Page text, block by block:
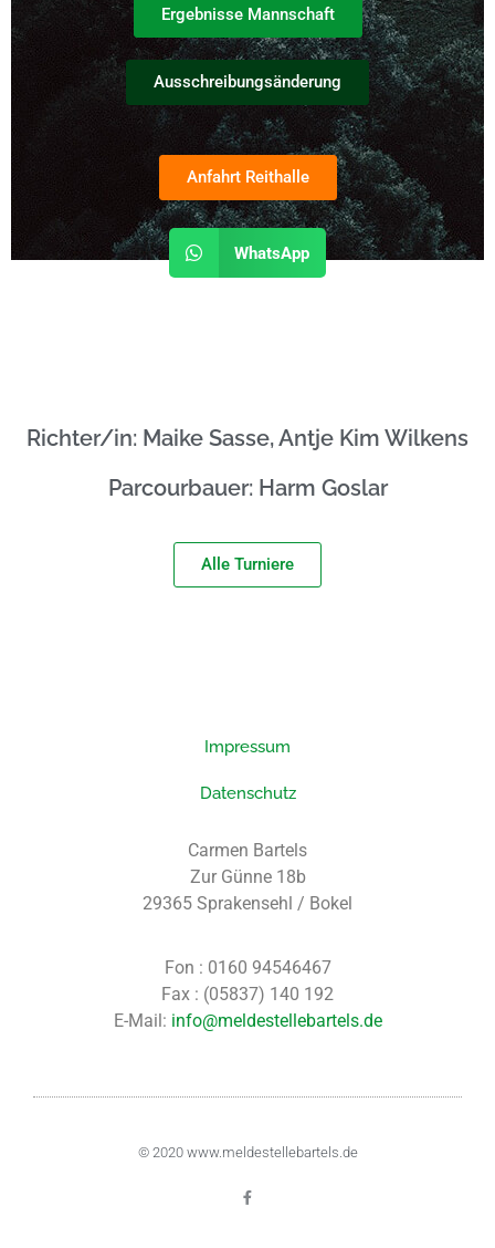
Ergebnisse Mannschaft
Ausschreibungsänderung
Anfahrt Reithalle
WhatsApp
Richter/in: Maike Sasse, Antje Kim Wilkens
Parcourbauer: Harm Goslar
Alle Turniere
Impressum
Datenschutz
Carmen Bartels
Zur Günne 18b
29365 Sprakensehl / Bokel
Fon : 0160 94546467
Fax : (05837) 140 192
E-Mail: info@meldestellebartels.de
© 2020 www.meldestellebartels.de